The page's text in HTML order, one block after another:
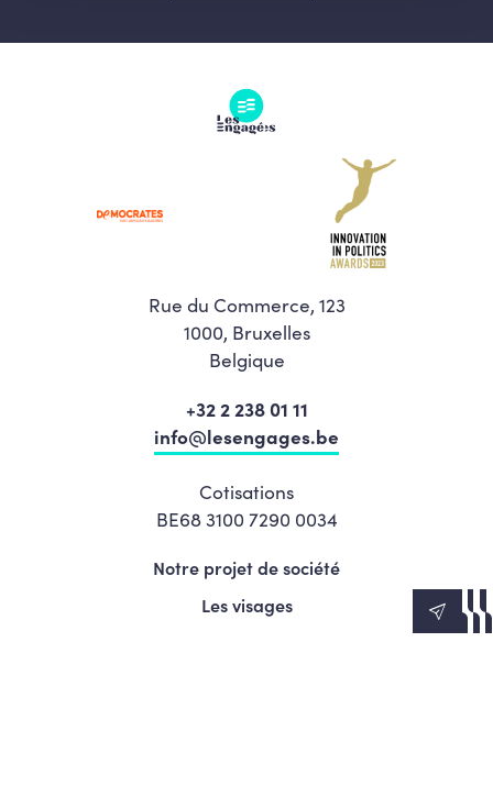
Rue du Commerce, 123
1000, Bruxelles
Belgique
+32 2 238 01 11
info@lesengages.be
Cotisations
BE68 3100 7290 0034
Notre projet de société
Les visages